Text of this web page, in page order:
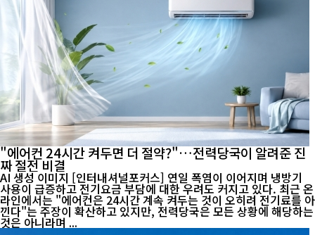
"에어컨 24시간 켜두면 더 절약?"…전력당국이 알려준 진
짜 절전 비결
AI 생성 이미지 [인터내셔널포커스] 연일 폭염이 이어지며 냉방기
사용이 급증하고 전기요금 부담에 대한 우려도 커지고 있다. 최근 온
라인에서는 "에어컨은 24시간 계속 켜두는 것이 오히려 전기료를 아
낀다"는 주장이 확산하고 있지만, 전력당국은 모든 상황에 해당하는
것은 아니라며 ...